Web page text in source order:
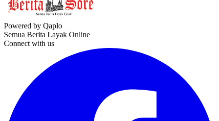
Powered by Qaplo
Semua Berita Layak Online
Connect with us